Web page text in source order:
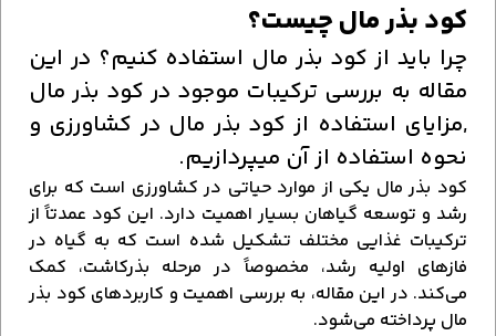
کود بذر مال چیست؟
چرا باید از کود بذر مال استفاده کنیم؟ در این
مقاله به بررسی ترکیبات موجود در کود بذر مال
,مزایای استفاده از کود بذر مال در کشاورزی و
نحوه استفاده از آن میپردازیم.
کود بذر مال یکی از موارد حیاتی در کشاورزی است که برای
رشد و توسعه گیاهان بسیار اهمیت دارد. این کود عمدتاً از
ترکیبات غذایی مختلف تشکیل شده است که به گیاه در
فازهای اولیه رشد، مخصوصاً در مرحله بذرکاشت، کمک
می‌کند. در این مقاله، به بررسی اهمیت و کاربردهای کود بذر
مال پرداخته می‌شود.